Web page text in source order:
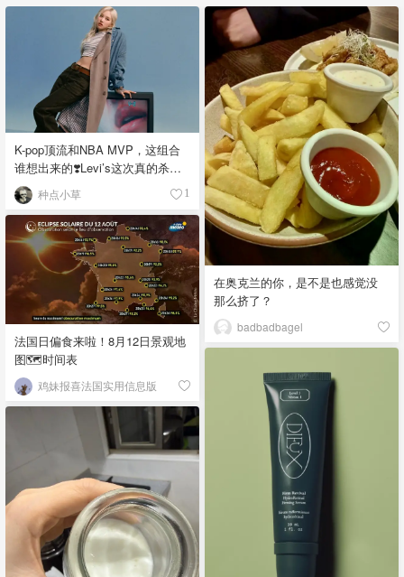
K-pop顶流和NBA MVP，这组合
谁想出来的❣️Levi’s这次真的杀疯
了！ 种点小草 1
在奥克兰的你，是不是也感觉没
那么挤了？
badbadbagel
法国日偏食来啦！8月12日景观地
图🗺️时间表
鸡妹报喜法国实用信息版